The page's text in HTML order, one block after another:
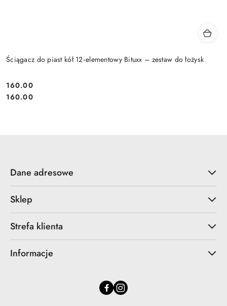
Ściągacz do piast kół 12‑elementowy Bituxx – zestaw do łożysk
Cena:
160.00
Cena:
160.00
Dane adresowe
Sklep
Strefa klienta
Informacje